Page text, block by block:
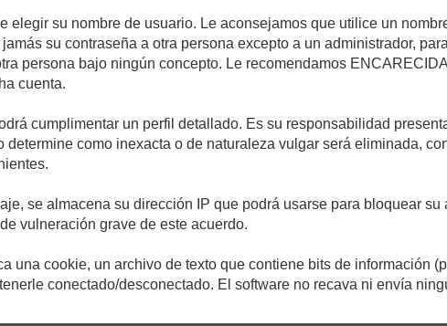
elegir su nombre de usuario. Le aconsejamos que utilice un
su contraseña a otra persona excepto a un administrador,
persona bajo ningún concepto. Le recomendamos
cuenta.
cumplimentar un perfil detallado. Es su responsabilidad
como inexacta o de naturaleza vulgar será eliminada,
se almacena su dirección IP que podrá usarse para bloquear
vulneración grave de este acuerdo.
una cookie, un archivo de texto que contiene bits de información
conectado/desconectado. El software no recava ni envía